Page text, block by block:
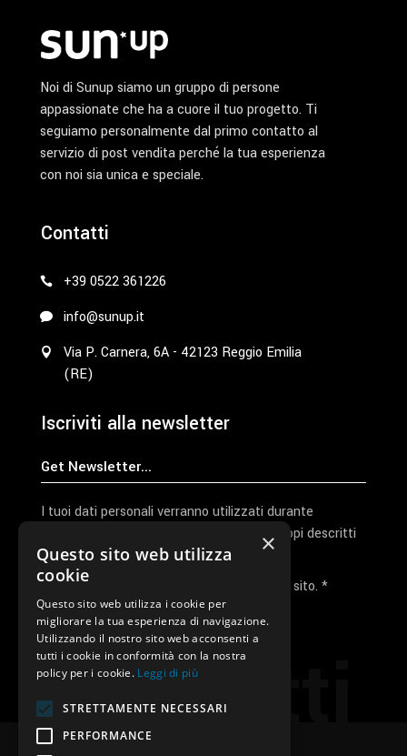
Contatti
Noi di Sunup siamo un gruppo di persone
appassionate che ha a cuore il tuo progetto. Ti
seguiamo personalmente dal primo contatto al
servizio di post vendita perché la tua esperienza
con noi sia unica e speciale.
Contatti
+39 0522 361226
info@sunup.it
Via P. Carnera, 6A - 42123 Reggio Emilia
(RE)
Iscriviti alla newsletter
I tuoi dati personali verranno utilizzati durante
l'elaborazione della richiesta e per altri scopi descritti
nella nostraprivacy policy
Ho letto e accetto la privacy policy del sito. *
Invia I Dati
×
Questo sito web utilizza
cookie
Questo sito web utilizza i cookie per
migliorare la tua esperienza di navigazione.
Utilizzando il nostro sito web acconsenti a
tutti i cookie in conformità con la nostra
policy per i cookie. Leggi di più
STRETTAMENTE NECESSARI
PERFORMANCE